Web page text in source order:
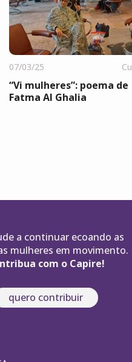
07/03/25
“Vi mulheres”: poema de
Fatma Al Ghalia
a continuar ecoando as
mulheres em movimento.
com o Capire!
quero contribuir